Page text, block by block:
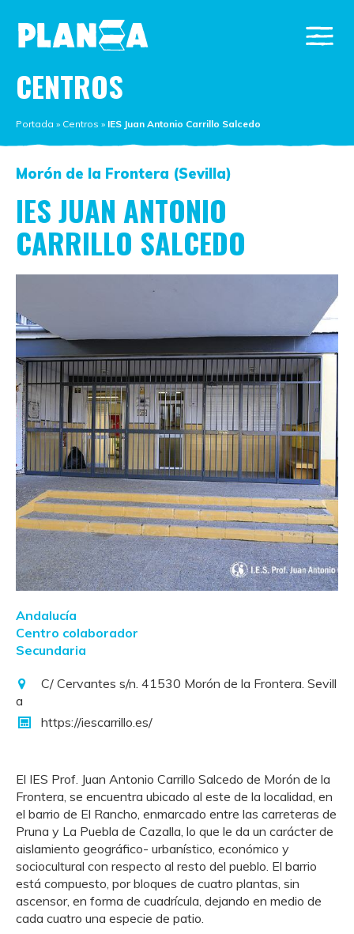
CENTROS
Portada » Centros » IES Juan Antonio Carrillo Salcedo
Morón de la Frontera (Sevilla)
IES JUAN ANTONIO
CARRILLO SALCEDO
Andalucía
Centro colaborador
Secundaria
C/ Cervantes s/n. 41530 Morón de la Frontera. Sevill
a
https://iescarrillo.es/
El IES Prof. Juan Antonio Carrillo Salcedo de Morón de la
Frontera, se encuentra ubicado al este de la localidad, en
el barrio de El Rancho, enmarcado entre las carreteras de
Pruna y La Puebla de Cazalla, lo que le da un carácter de
aislamiento geográfico- urbanístico, económico y
sociocultural con respecto al resto del pueblo. El barrio
está compuesto, por bloques de cuatro plantas, sin
ascensor, en forma de cuadrícula, dejando en medio de
cada cuatro una especie de patio.